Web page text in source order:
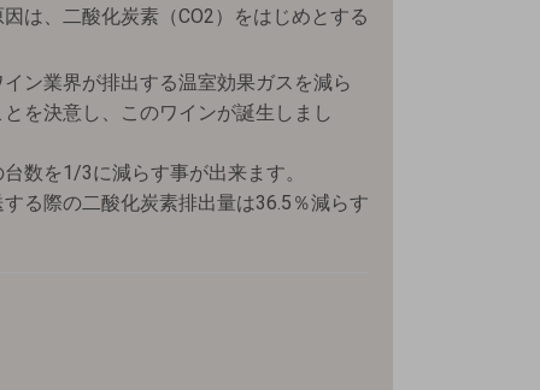
は、二酸化炭素（CO2）をはじめとする
ン業界が排出する温室効果ガスを減ら
を決意し、このワインが誕生しまし
数を1/3に減らす事が出来ます。
る際の二酸化炭素排出量は36.5％減らす